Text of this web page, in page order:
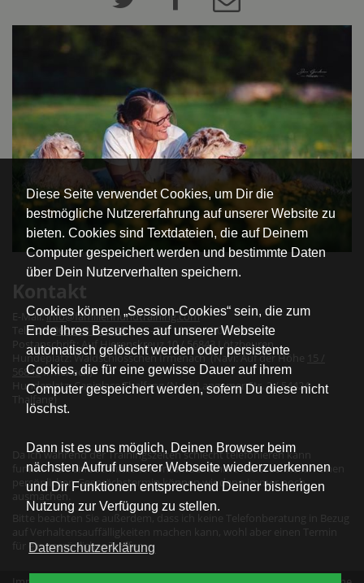
Diese Seite verwendet Cookies, um Dir die
bestmögliche Nutzererfahrung auf unserer Website zu
bieten. Cookies sind Textdateien, die auf Deinem
Computer gespeichert werden und bestimmte Daten
über Dein Nutzerverhalten speichern.
Cookies können „Session-Cookies“ sein, die zum
Ende Ihres Besuches auf unserer Webseite
automatisch gelöscht werden oder persistente
Cookies, die für eine gewisse Dauer auf ihrem
Computer gespeichert werden, sofern Du diese nicht
löschst.
Dann ist es uns möglich, Deinen Browser beim
nächsten Aufruf unserer Webseite wiederzuerkennen
und Dir Funktionen entsprechend Deiner bisherigen
Nutzung zur Verfügung zu stellen.
Datenschutzerklärung
Kontakt
E-Mail:info@familienhundtraining.com
Telefon:06543 818 1888(Mo - Do 10:00- 12:00 Uhr)
Postanschrift: Auf Hierenskreuz10 / 56843Lötzbeuren
Hundeplatz: Waldschlösschen Irmenach (Navi: Auf der Höhe
15 /
56843Irmenach)
Hundeplatz: Caniplace Thalfang (Navi: Langemer Str. 2 / 54424
Thalfang)
Da ich während der Trainingszeiten schlecht telefonieren kann
funktioniert eine schriftliche Kontaktaufnahme meist schneller: einen
persönlichen Gesprächstermin können wir dann immer noch
ausmachen.
Bitte beachten Sie außerdem, dass ich keine Telefonberatung in Bezug
auf Verhaltensauffälligkeiten machen kann, wohl aber einen Termin
für ein persönliches Treffen.